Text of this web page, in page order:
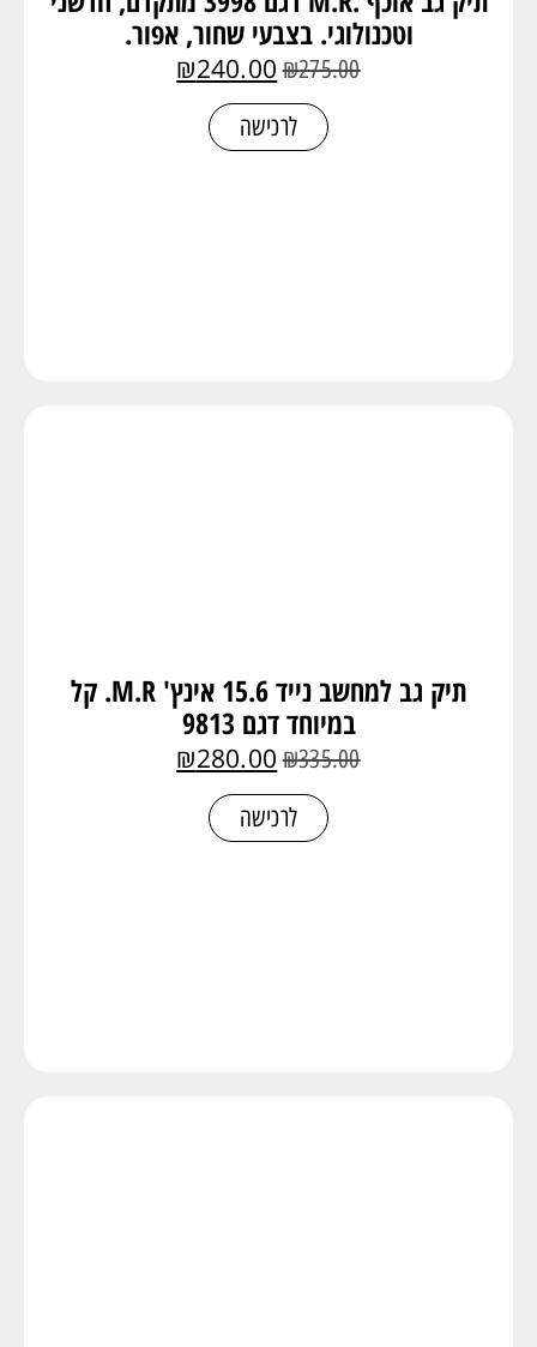
וטכנולוגי. בצבעי שחור, אפור.
₪275.00
₪240.00
לרכישה
תיק גב למחשב נייד 15.6 אינץ' M.R. קל
במיוחד דגם 9813
₪335.00
₪280.00
לרכישה